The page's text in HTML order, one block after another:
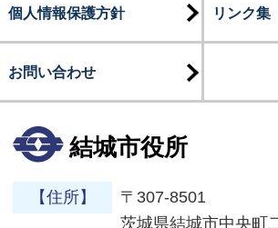
個人情報保護方針 リンク集
お問い合わせ
結城市役所
【住所】
〒307-8501
茨城県結城市中央町